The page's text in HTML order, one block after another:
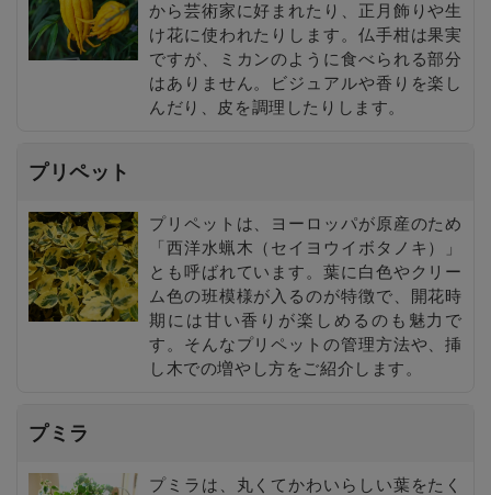
から芸術家に好まれたり、正月飾りや生
け花に使われたりします。仏手柑は果実
ですが、ミカンのように食べられる部分
はありません。ビジュアルや香りを楽し
んだり、皮を調理したりします。
プリペット
プリペットは、ヨーロッパが原産のため
「西洋水蝋木（セイヨウイボタノキ）」
とも呼ばれています。葉に白色やクリー
ム色の班模様が入るのが特徴で、開花時
期には甘い香りが楽しめるのも魅力で
す。そんなプリペットの管理方法や、挿
し木での増やし方をご紹介します。
プミラ
プミラは、丸くてかわいらしい葉をたく